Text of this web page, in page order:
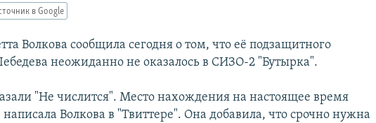
в Google
Волкова сообщила сегодня о том, что её подзащитного
неожиданно не оказалось в СИЗО-2 "Бутырка".
"Не числится". Место нахождения на настоящее время
написала Волкова в "Твиттере". Она добавила, что срочно нужна